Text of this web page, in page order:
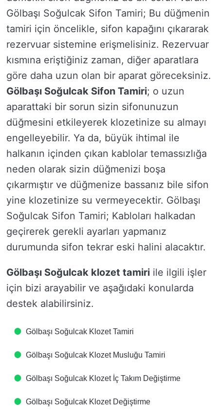
Gölbaşı Soğulcak Sifon Tamiri; Bu düğmenin
tamiri için öncelikle, sifon kapağını çıkararak
rezervuar sistemine erişmelisiniz. Rezervuar
kısmına eriştiğiniz zaman, diğer aparatlara
göre daha uzun olan bir aparat göreceksiniz.
Gölbaşı Soğulcak Sifon Tamiri; o uzun
aparattaki bir sorun sizin sifonunuzun
düğmesini etkileyerek klozetinize su almayı
engelleyebilir. Ya da, büyük ihtimal ile
halkanın içinden çıkan kablolar temassızlığa
neden olarak sizin düğmenizi boşa
çıkarmıştır ve düğmenize bassanız bile sifon
yine klozetinize su vermeyecektir. Gölbaşı
Soğulcak Sifon Tamiri; Kabloları halkadan
geçirerek gerekli ayarları yapmanız
durumunda sifon tekrar eski halini alacaktır.
Gölbaşı Soğulcak klozet tamiri ile ilgili işler
için bizi arayabilir ve aşağıdaki konularda
destek alabilirsiniz.
Gölbaşı Soğulcak Klozet Tamiri
Gölbaşı Soğulcak Klozet Musluğu Tamiri
Gölbaşı Soğulcak Klozet İç Takım Değiştirme
Gölbaşı Soğulcak Klozet Değiştirme